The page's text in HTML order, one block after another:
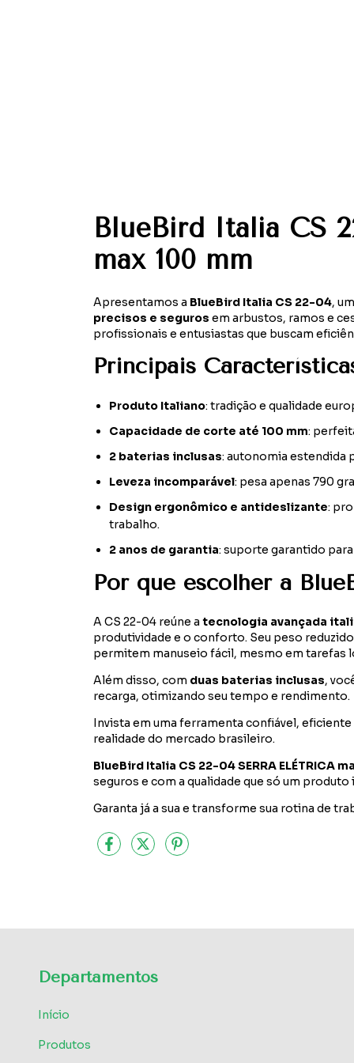
BlueBird Italia CS
max 100 mm
Apresentamos a BlueBird Italia CS 22-04,
precisos e seguros em arbustos, ramos e
profissionais e entusiastas que buscam
Principais
Produto Italiano: tradição e qualidade
Capacidade de corte até 100 mm:
2 baterias inclusas: autonomia estendida
Leveza incomparável: pesa apenas 790
Design ergonômico e antideslizante:
trabalho.
2 anos de garantia: suporte garantido
Por que escolher a
A CS 22-04 reúne a tecnologia avançada
produtividade e o conforto. Seu peso
permitem manuseio fácil, mesmo em tarefas
Além disso, com duas baterias inclusas,
recarga, otimizando seu tempo e rendimento.
Invista em uma ferramenta confiável,
realidade do mercado brasileiro.
BlueBird Italia CS 22-04 SERRA ELÉTRICA
seguros e com a qualidade que só um
Garanta já a sua e transforme sua rotina de
Departamentos
Início
Produtos